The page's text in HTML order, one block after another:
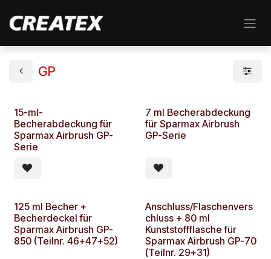
GP
15-ml-
Becherabdeckung für
Sparmax Airbrush GP-
Serie
7 ml Becherabdeckung
für Sparmax Airbrush
GP-Serie
125 ml Becher +
Becherdeckel für
Sparmax Airbrush GP-
850 (Teilnr. 46+47+52)
Anschluss/Flaschenvers
chluss + 80 ml
Kunststoffflasche für
Sparmax Airbrush GP-70
(Teilnr. 29+31)